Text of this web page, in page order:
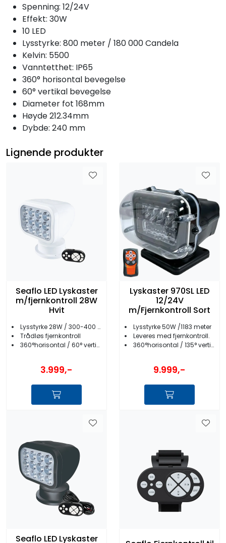
Spenning: 12/24V
Effekt: 30W
10 LED
Lysstyrke: 800 meter / 180 000 Candela
Kelvin: 5500
Vanntetthet: IP65
360° horisontal bevegelse
60° vertikal bevegelse
Diameter fot 168mm
Høyde 212.34mm
Dybde: 240 mm
Lignende produkter
Seaflo LED Lyskaster
m/fjernkontroll 28W
Hvit
Lysstyrke 28W / 300-400 meter
Trådløs fjernkontroll
360°horisontal / 60° vertikal bevegelse
3.999,-
Lyskaster 970SL LED
12/24V
m/Fjernkontroll Sort
Lysstyrke 50W /1183 meter
Leveres med fjernkontroll.
360°horisontal / 135° vertikal bevegelse
9.999,-
Seaflo LED Lyskaster